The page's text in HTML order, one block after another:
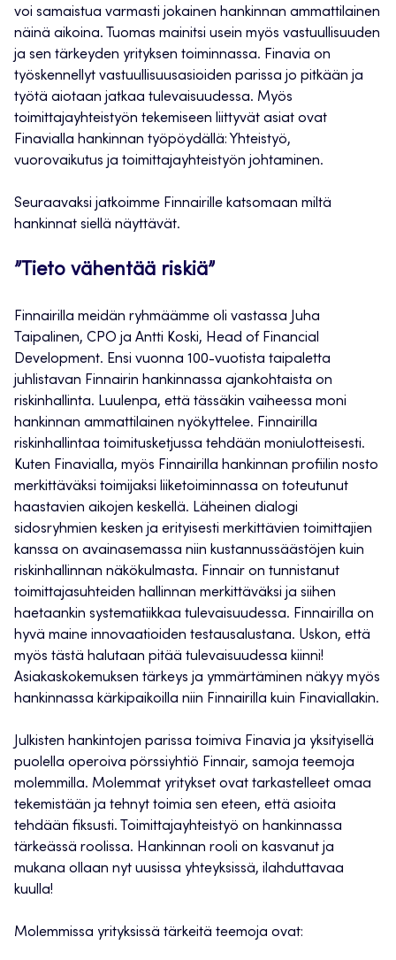
voi samaistua varmasti jokainen hankinnan ammattilainen
näinä aikoina. Tuomas mainitsi usein myös vastuullisuuden
ja sen tärkeyden yrityksen toiminnassa. Finavia on
työskennellyt vastuullisuusasioiden parissa jo pitkään ja
työtä aiotaan jatkaa tulevaisuudessa. Myös
toimittajayhteistyön tekemiseen liittyvät asiat ovat
Finavialla hankinnan työpöydällä: Yhteistyö,
vuorovaikutus ja toimittajayhteistyön johtaminen.
Seuraavaksi jatkoimme Finnairille katsomaan miltä
hankinnat siellä näyttävät.
”Tieto vähentää riskiä”
Finnairilla meidän ryhmäämme oli vastassa Juha
Taipalinen, CPO ja Antti Koski, Head of Financial
Development. Ensi vuonna 100-vuotista taipaletta
juhlistavan Finnairin hankinnassa ajankohtaista on
riskinhallinta. Luulenpa, että tässäkin vaiheessa moni
hankinnan ammattilainen nyökyttelee. Finnairilla
riskinhallintaa toimitusketjussa tehdään moniulotteisesti.
Kuten Finavialla, myös Finnairilla hankinnan profiilin nosto
merkittäväksi toimijaksi liiketoiminnassa on toteutunut
haastavien aikojen keskellä. Läheinen dialogi
sidosryhmien kesken ja erityisesti merkittävien toimittajien
kanssa on avainasemassa niin kustannussäästöjen kuin
riskinhallinnan näkökulmasta. Finnair on tunnistanut
toimittajasuhteiden hallinnan merkittäväksi ja siihen
haetaankin systematiikkaa tulevaisuudessa. Finnairilla on
hyvä maine innovaatioiden testausalustana. Uskon, että
myös tästä halutaan pitää tulevaisuudessa kiinni!
Asiakaskokemuksen tärkeys ja ymmärtäminen näkyy myös
hankinnassa kärkipaikoilla niin Finnairilla kuin Finaviallakin.
Julkisten hankintojen parissa toimiva Finavia ja yksityisellä
puolella operoiva pörssiyhtiö Finnair, samoja teemoja
molemmilla. Molemmat yritykset ovat tarkastelleet omaa
tekemistään ja tehnyt toimia sen eteen, että asioita
tehdään fiksusti. Toimittajayhteistyö on hankinnassa
tärkeässä roolissa. Hankinnan rooli on kasvanut ja
mukana ollaan nyt uusissa yhteyksissä, ilahduttavaa
kuulla!
Molemmissa yrityksissä tärkeitä teemoja ovat: